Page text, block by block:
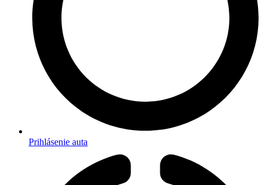
Prihlásenie auta